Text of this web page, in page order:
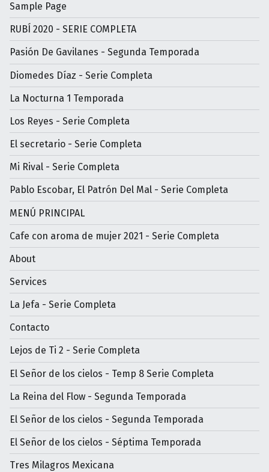
Sample Page
RUBÍ 2020 - SERIE COMPLETA
Pasión De Gavilanes - Segunda Temporada
Diomedes Díaz - Serie Completa
La Nocturna 1 Temporada
Los Reyes - Serie Completa
El secretario - Serie Completa
Mi Rival - Serie Completa
Pablo Escobar, El Patrón Del Mal - Serie Completa
MENÚ PRINCIPAL
Cafe con aroma de mujer 2021 - Serie Completa
About
Services
La Jefa - Serie Completa
Contacto
Lejos de Ti 2 - Serie Completa
El Señor de los cielos - Temp 8 Serie Completa
La Reina del Flow - Segunda Temporada
El Señor de los cielos - Segunda Temporada
El Señor de los cielos - Séptima Temporada
Tres Milagros Mexicana